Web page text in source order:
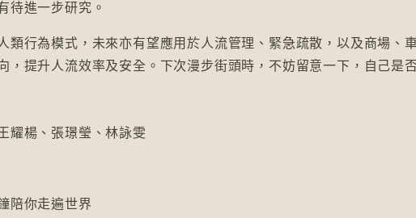
待進一步研究。
類行為模式，未來亦有望應用於人流管理、緊急疏散，以及商場、
，提升人流效率及安全。下次漫步街頭時，不妨留意一下，自己是
耀楊、張璟瑩、林詠雯
陪你走遍世界